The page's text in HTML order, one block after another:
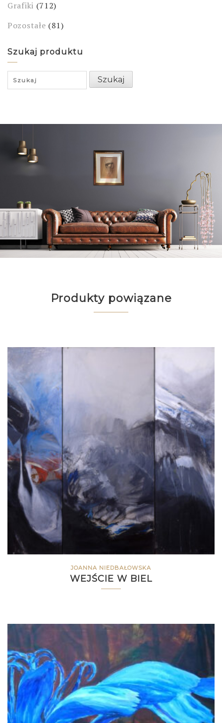
Grafiki (712)
Pozostałe (81)
Szukaj produktu
Search
Szukaj
Produkty powiązane
JOANNA NIEDBAŁOWSKA
WEJŚCIE W BIEL